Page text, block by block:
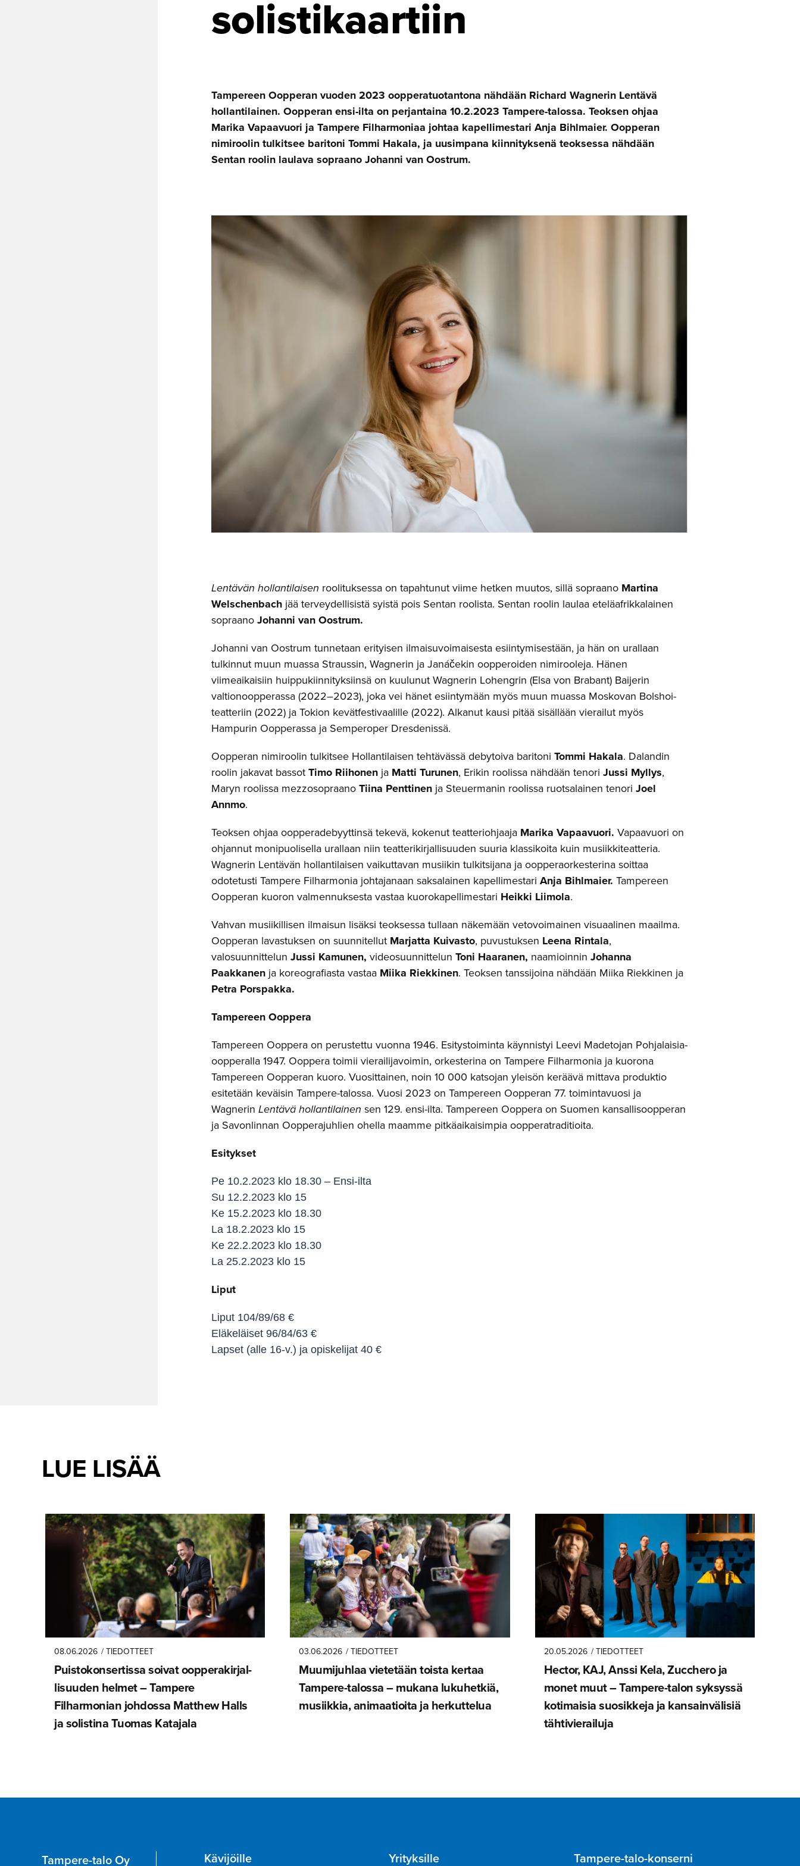
solistikaartiin
Tampereen Oopperan vuoden 2023 oopperatuotantona nähdään Richard Wagnerin Lentävä
hollantilainen. Oopperan ensi-ilta on perjantaina 10.2.2023 Tampere-talossa. Teoksen ohjaa
Marika Vapaavuori ja Tampere Filharmoniaa johtaa kapellimestari Anja Bihlmaier. Oopperan
nimiroolin tulkitsee baritoni Tommi Hakala, ja uusimpana kiinnityksenä teoksessa nähdään
Sentan roolin laulava sopraano Johanni van Oostrum.
Lentävän hollantilaisen roolituksessa on tapahtunut viime hetken muutos, sillä sopraano Martina
Welschenbachjää terveydellisistä syistä pois Sentan roolista. Sentan roolin laulaa eteläafrikkalainen
sopraanoJohanni van Oostrum.
Johanni van Oostrum tunnetaan erityisen ilmaisuvoimaisesta esiintymisestään, ja hän on urallaan
tulkinnut muun muassa Straussin, Wagnerin ja Janáčekin oopperoiden nimirooleja. Hänen
viimeaikaisiin huippukiinnityksiinsä on kuulunut Wagnerin Lohengrin (Elsa von Brabant) Baijerin
valtionoopperassa (2022–2023), joka vei hänet esiintymään myös muun muassa Moskovan Bolshoi-
teatteriin (2022) ja Tokion kevätfestivaalille (2022). Alkanut kausi pitää sisällään vierailut myös
Hampurin Oopperassa ja Semperoper Dresdenissä.
Oopperan nimiroolin tulkitsee Hollantilaisen tehtävässä debytoiva baritoni Tommi Hakala. Dalandin
roolin jakavat bassotTimo Riihonenja Matti Turunen, Erikin roolissa nähdään tenori Jussi Myllys,
Maryn roolissa mezzosopraanoTiina Penttinenja Steuermanin roolissa ruotsalainen tenori Joel
Annmo.
Teoksen ohjaa oopperadebyyttinsä tekevä, kokenut teatteriohjaaja Marika Vapaavuori. Vapaavuori on
ohjannut monipuolisella urallaan niin teatterikirjallisuuden suuria klassikoita kuin musiikkiteatteria.
Wagnerin Lentävän hollantilaisen vaikuttavan musiikin tulkitsijana ja oopperaorkesterina soittaa
odotetusti Tampere Filharmonia johtajanaan saksalainen kapellimestari Anja Bihlmaier. Tampereen
Oopperan kuoron valmennuksesta vastaa kuorokapellimestari Heikki Liimola.
Vahvan musiikillisen ilmaisun lisäksi teoksessa tullaan näkemään vetovoimainen visuaalinen maailma.
Oopperan lavastuksen on suunnitellut Marjatta Kuivasto, puvustuksen Leena Rintala,
valosuunnittelun Jussi Kamunen, videosuunnittelun Toni Haaranen, naamioinnin Johanna
Paakkanenja koreografiasta vastaa Miika Riekkinen. Teoksen tanssijoina nähdään Miika Riekkinen ja
Petra Porspakka.
Tampereen Ooppera
Tampereen Ooppera on perustettu vuonna 1946. Esitystoiminta käynnistyi Leevi Madetojan Pohjalaisia-
oopperalla 1947. Ooppera toimii vierailijavoimin, orkesterina on Tampere Filharmonia ja kuorona
Tampereen Oopperan kuoro. Vuosittainen, noin 10 000 katsojan yleisön keräävä mittava produktio
esitetään keväisin Tampere-talossa. Vuosi 2023 on Tampereen Oopperan 77. toimintavuosi ja
Wagnerin Lentävä hollantilainen sen 129. ensi-ilta. Tampereen Ooppera on Suomen kansallisoopperan
ja Savonlinnan Oopperajuhlien ohella maamme pitkäaikaisimpia oopperatraditioita.
Esitykset
Pe 10.2.2023 klo 18.30 – Ensi-ilta
Su 12.2.2023 klo 15
Ke 15.2.2023 klo 18.30
La 18.2.2023 klo 15
Ke 22.2.2023 klo 18.30
La 25.2.2023 klo 15
Liput
Liput 104/89/68 €
Eläkeläiset 96/84/63 €
Lapset (alle 16-v.) ja opiskelijat 40 €
LUE LISÄÄ
08.06.2026 / TIEDOTTEET
Puistokon­ser­tissa soivat oopperakir­jal­
li­suuden helmet – Tampere
Filharmonian johdossa Matthew Halls
ja solistina Tuomas Katajala
03.06.2026 / TIEDOTTEET
Muumijuhlaa vietetään toista kertaa
Tampere-ta­lossa – mukana lukuhetkiä,
musiikkia, animaatioita ja herkuttelua
20.05.2026 / TIEDOTTEET
Hector, KAJ, Anssi Kela, Zucchero ja
monet muut – Tampere-talon syksyssä
kotimaisia suosikkeja ja kansainvä­lisiä
tähtivie­railuja
Tampere-talo Oy Kävijöille Yrityksille Tampere-talo-konserni